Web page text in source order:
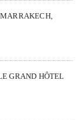
GRAND HÔTEL